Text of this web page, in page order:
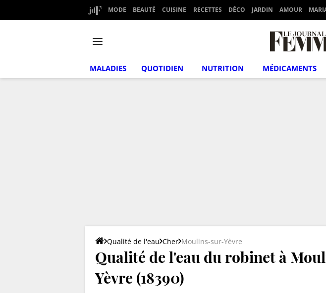
MODE BEAUTÉ CUISINE RECETTES DÉCO JARDIN AMOUR
MALADIES QUOTIDIEN NUTRITION MÉDICAMENTS
Qualité de l'eau Cher Moulins-sur-Yèvre
Qualité de l'eau du robinet à
Yèvre (18390)